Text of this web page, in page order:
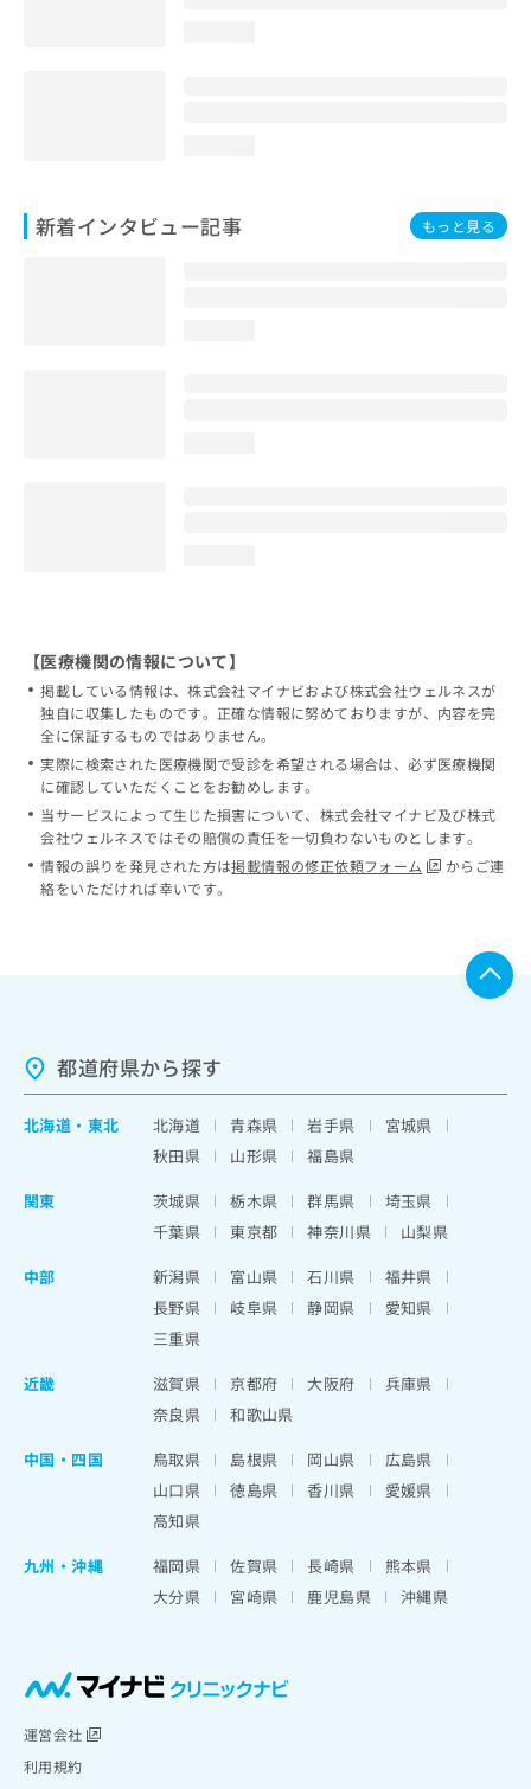
新着インタビュー記事 もっと見る
【医療機関の情報について】
掲載している情報は、株式会社マイナビおよび株式会社ウェルネスが
独自に収集したものです。正確な情報に努めておりますが、内容を完
全に保証するものではありません。
実際に検索された医療機関で受診を希望される場合は、必ず医療機関
に確認していただくことをお勧めします。
当サービスによって生じた損害について、株式会社マイナビ及び株式
会社ウェルネスではその賠償の責任を一切負わないものとします。
情報の誤りを発見された方は掲載情報の修正依頼フォーム
からご連
絡をいただければ幸いです。
都道府県から探す
北海道 ・ 東北 北海道 青森県 岩手県
宮城県
秋田県
山形県
福島県
関東
茨城県 栃木県 群馬県
埼玉県
千葉県
東京都 神奈川県
山梨県
中部
新潟県 富山県 石川県
福井県
長野県
岐阜県 静岡県
愛知県
三重県
近畿
滋賀県 京都府 大阪府
兵庫県
奈良県
和歌山県
中国・四国
鳥取県 島根県 岡山県
広島県
山口県
徳島県 香川県
愛媛県
高知県
九州・沖縄
福岡県 佐賀県 長崎県
熊本県
大分県
宮崎県 鹿児島県 沖縄県
運営会社
利用規約